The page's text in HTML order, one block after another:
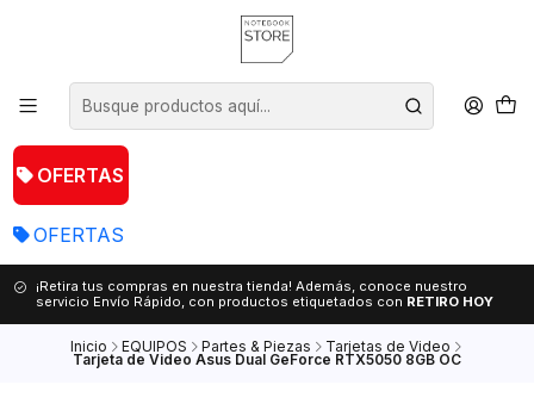
OFERTAS
OFERTAS
¡Retira tus compras en nuestra tienda! Además, conoce nuestro
servicio Envío Rápido, con productos etiquetados con RETIRO HOY
Inicio EQUIPOS Partes & Piezas Tarjetas de Video
Tarjeta de Video Asus Dual GeForce RTX5050 8GB OC